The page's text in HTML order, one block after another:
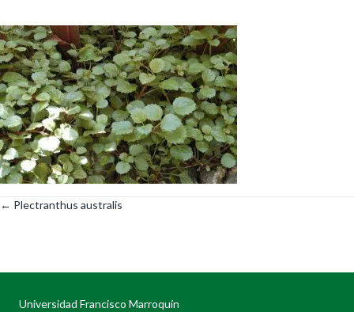
Posts
← Plectranthus australis
Universidad Francisco Marroquín